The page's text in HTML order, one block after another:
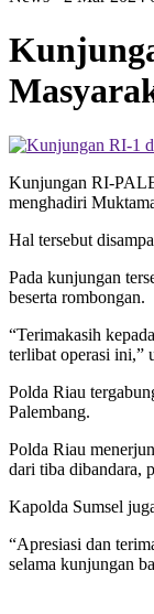
Kunjungan RI-
menghadiri
Hal tersebut
Pada kunjungan
beserta rombongan.
“Terimakasih
terlibat operasi ini,”
Polda Riau
Palembang.
Polda Riau
dari tiba dibandara,
Kapolda Sumsel
“Apresiasi dan
selama kunjungan